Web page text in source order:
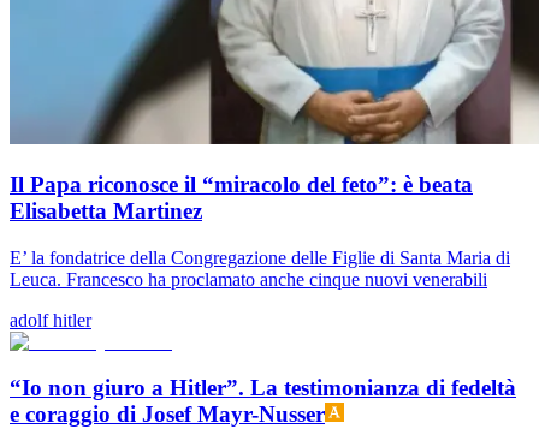
Il Papa riconosce il “miracolo del feto”: è beata
Elisabetta Martinez
E’ la fondatrice della Congregazione delle Figlie di Santa Maria di
Leuca. Francesco ha proclamato anche cinque nuovi venerabili
adolf hitler
“Io non giuro a Hitler”. La testimonianza di fedeltà
e coraggio di Josef Mayr-Nusser